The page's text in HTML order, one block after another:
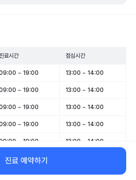
진료시간 점심시간
~ 19:00 13:00 ~ 14:00
~ 19:00 13:00 ~ 14:00
~ 19:00 13:00 ~ 14:00
~ 19:00 13:00 ~ 14:00
~ 19:00 13:00 ~ 14:00
09:00 ~ 16:00
무 -
진료 예약하기